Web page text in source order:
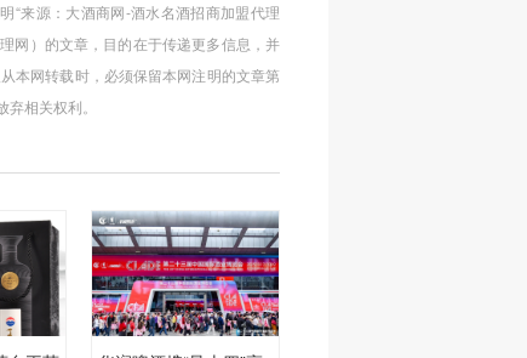
“来源：大酒商网-酒水名酒招商加盟代理
网）的文章，目的在于传递更多信息，并
本网转载时，必须保留本网注明的文章第
相关权利。